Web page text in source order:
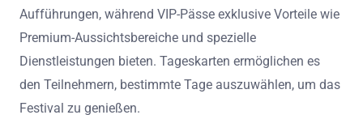
Aufführungen, während VIP-Pässe exklusive Vorteile wie
Premium-Aussichtsbereiche und spezielle
Dienstleistungen bieten. Tageskarten ermöglichen es
den Teilnehmern, bestimmte Tage auszuwählen, um das
Festival zu genießen.